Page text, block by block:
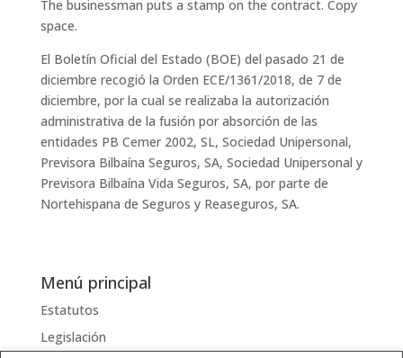
The businessman puts a stamp on the contract. Copy
space.
El Boletín Oficial del Estado (BOE) del pasado 21 de
diciembre recogió la Orden ECE/1361/2018, de 7 de
diciembre, por la cual se realizaba la autorización
administrativa de la fusión por absorción de las
entidades PB Cemer 2002, SL, Sociedad Unipersonal,
Previsora Bilbaína Seguros, SA, Sociedad Unipersonal y
Previsora Bilbaína Vida Seguros, SA, por parte de
Nortehispana de Seguros y Reaseguros, SA.
Menú principal
Estatutos
Legislación